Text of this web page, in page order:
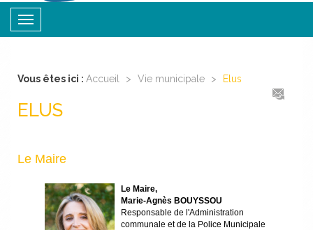
Toggle
navigation
Vous êtes ici : Accueil > Vie municipale > Elus
ELUS
Le Maire
Le Maire,
Marie-Agnès BOUYSSOU
Responsable de l'Administration
communale et de la Police Municipale